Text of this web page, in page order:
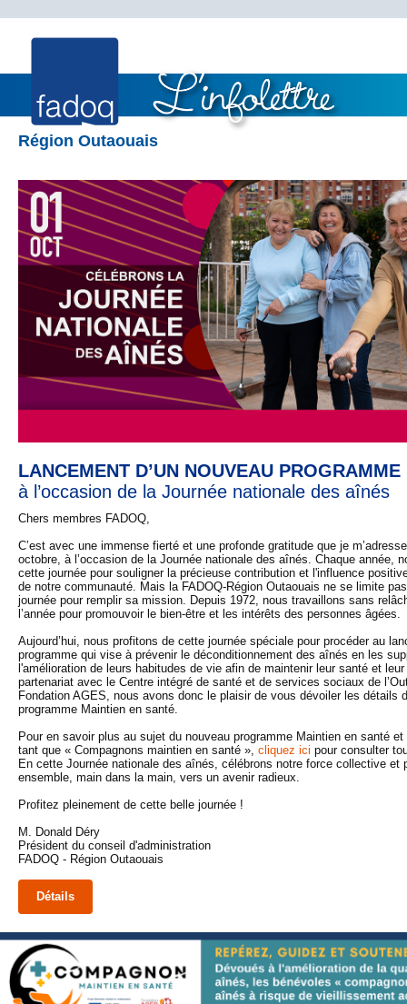
Région Outaouais
LANCEMENT D’UN NOUVEAU
à l’occasion de la Journée nationale des aînés
Chers membres FADOQ,
C’est avec une immense fierté et une profonde gratitude que je
octobre, à l’occasion de la Journée nationale des aînés. Chaque année,
cette journée pour souligner la précieuse contribution et l'influence
de notre communauté. Mais la FADOQ-Région Outaouais ne se limite
journée pour remplir sa mission. Depuis 1972, nous travaillons sans
l’année pour promouvoir le bien-être et les intérêts des personnes âgées.
Aujourd’hui, nous profitons de cette journée spéciale pour procéder au
programme qui vise à prévenir le déconditionnement des aînés en les
l'amélioration de leurs habitudes de vie afin de maintenir leur santé et
partenariat avec le Centre intégré de santé et de services sociaux de
Fondation AGES, nous avons donc le plaisir de vous dévoiler les détails
programme Maintien en santé.
Pour en savoir plus au sujet du nouveau programme Maintien en santé
tant que « Compagnons maintien en santé », cliquez ici pour consulter
En cette Journée nationale des aînés, célébrons notre force collective et
ensemble, main dans la main, vers un avenir radieux.
Profitez pleinement de cette belle journée !
M. Donald Déry
Président du conseil d'administration
FADOQ - Région Outaouais
Détails